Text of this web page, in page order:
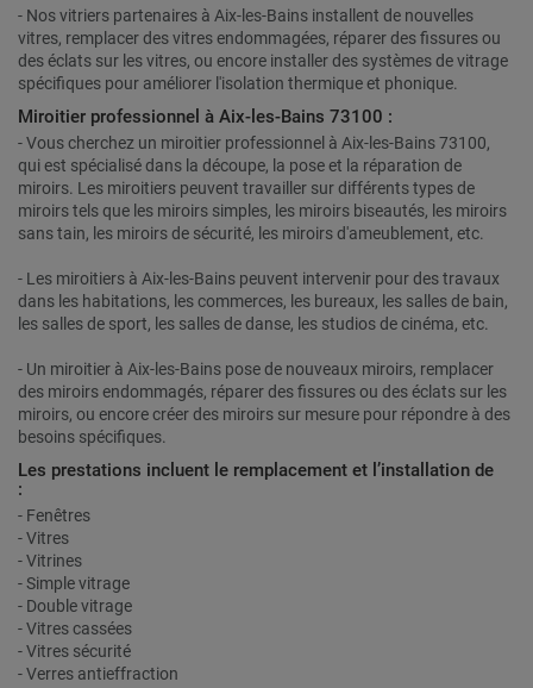
- Nos vitriers partenaires à Aix-les-Bains installent de nouvelles
vitres, remplacer des vitres endommagées, réparer des fissures ou
des éclats sur les vitres, ou encore installer des systèmes de vitrage
spécifiques pour améliorer l'isolation thermique et phonique.
Miroitier professionnel à Aix-les-Bains 73100 :
- Vous cherchez un miroitier professionnel à Aix-les-Bains 73100,
qui est spécialisé dans la découpe, la pose et la réparation de
miroirs. Les miroitiers peuvent travailler sur différents types de
miroirs tels que les miroirs simples, les miroirs biseautés, les miroirs
sans tain, les miroirs de sécurité, les miroirs d'ameublement, etc.
- Les miroitiers à Aix-les-Bains peuvent intervenir pour des travaux
dans les habitations, les commerces, les bureaux, les salles de bain,
les salles de sport, les salles de danse, les studios de cinéma, etc.
- Un miroitier à Aix-les-Bains pose de nouveaux miroirs, remplacer
des miroirs endommagés, réparer des fissures ou des éclats sur les
miroirs, ou encore créer des miroirs sur mesure pour répondre à des
besoins spécifiques.
Les prestations incluent le remplacement et l’installation de
:
- Fenêtres
- Vitres
- Vitrines
- Simple vitrage
- Double vitrage
- Vitres cassées
- Vitres sécurité
- Verres antieffraction